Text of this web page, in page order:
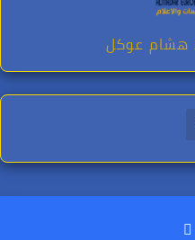
هشام عوكل